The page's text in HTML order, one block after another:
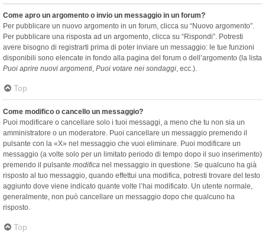
Come apro un argomento o invio un messaggio in un forum?
Per pubblicare un nuovo argomento in un forum, clicca su “Nuovo argomento”.
Per pubblicare una risposta ad un argomento, clicca su “Rispondi”. Potresti
avere bisogno di registrarti prima di poter inviare un messaggio: le tue funzioni
disponibili sono elencate in fondo alla pagina del forum o dell’argomento (la lista
Puoi aprire nuovi argomenti, Puoi votare nei sondaggi, ecc.).
Top
Come modifico o cancello un messaggio?
Puoi modificare o cancellare solo i tuoi messaggi, a meno che tu non sia un
amministratore o un moderatore. Puoi cancellare un messaggio premendo il
pulsante con la «X» nel messaggio che vuoi eliminare. Puoi modificare un
messaggio (a volte solo per un limitato periodo di tempo dopo il suo inserimento)
premendo il pulsante modifica nel messaggio in questione. Se qualcuno ha già
risposto al tuo messaggio, quando effettui una modifica, potresti trovare del testo
aggiunto dove viene indicato quante volte l’hai modificato. Un utente normale,
generalmente, non può cancellare un messaggio dopo che qualcuno ha
risposto.
Top